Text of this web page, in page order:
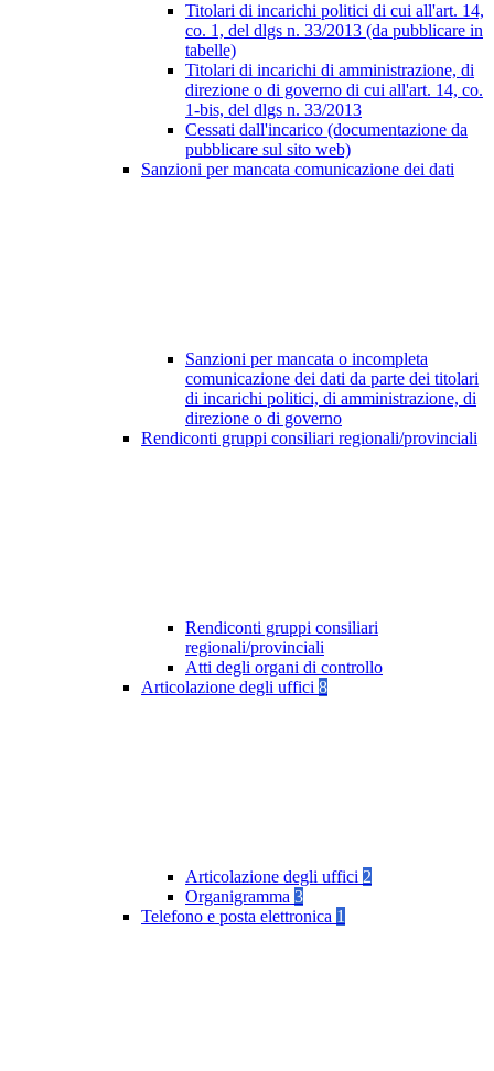
Titolari di incarichi politici di cui all'art. 14,
co. 1, del dlgs n. 33/2013 (da pubblicare in
tabelle)
Titolari di incarichi di amministrazione, di
direzione o di governo di cui all'art. 14, co.
1-bis, del dlgs n. 33/2013
Cessati dall'incarico (documentazione da
pubblicare sul sito web)
Sanzioni per mancata comunicazione dei dati
Sanzioni per mancata o incompleta
comunicazione dei dati da parte dei titolari
di incarichi politici, di amministrazione, di
direzione o di governo
Rendiconti gruppi consiliari regionali/provinciali
Rendiconti gruppi consiliari
regionali/provinciali
Atti degli organi di controllo
Articolazione degli uffici 8
Articolazione degli uffici 2
Organigramma 3
Telefono e posta elettronica 1